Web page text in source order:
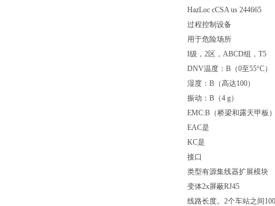
HazLoc cCSA us 244665
过程控制设备
用于危险场所
I级，2区，ABCD组，T5
DNV温度：B（0至55°C）
湿度：B（高达100）
振动：B（4 g）
EMC:B（桥梁和露天甲板
EAC是
KC是
接口
类型有源集线器扩展模块
变体2x屏蔽RJ45
线路长度。2个车站之间